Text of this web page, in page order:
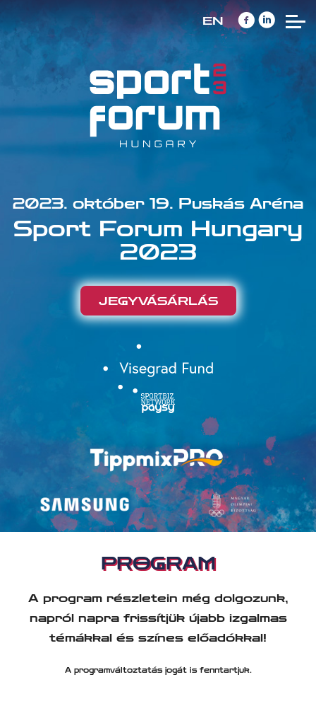
EN
2023. október 19. Puskás Aréna
Sport Forum Hungary
2023
JEGYVÁSÁRLÁS
PROGRAM
A program részletein még dolgozunk,
napról napra frissítjük újabb izgalmas
témákkal és színes előadókkal!
A programváltoztatás jogát is fenntartjuk.